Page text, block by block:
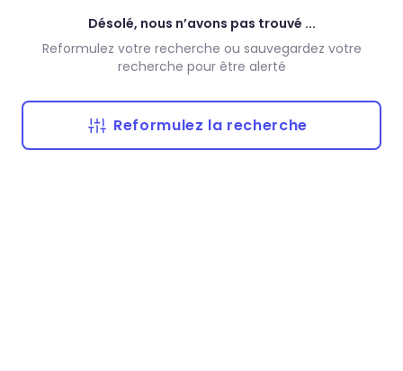
Désolé, nous n’avons pas trouvé ...
Reformulez votre recherche ou sauvegardez votre
recherche pour être alerté
Reformulez la recherche